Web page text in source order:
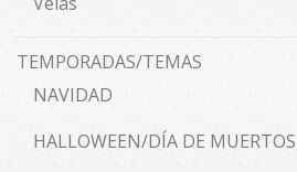
TEMPORADAS/TEMAS
NAVIDAD
HALLOWEEN/DÍA DE MUERTOS